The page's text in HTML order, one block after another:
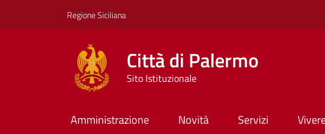
Regione Siciliana
Città di Palermo
Sito Istituzionale
Amministrazione Novità Servizi